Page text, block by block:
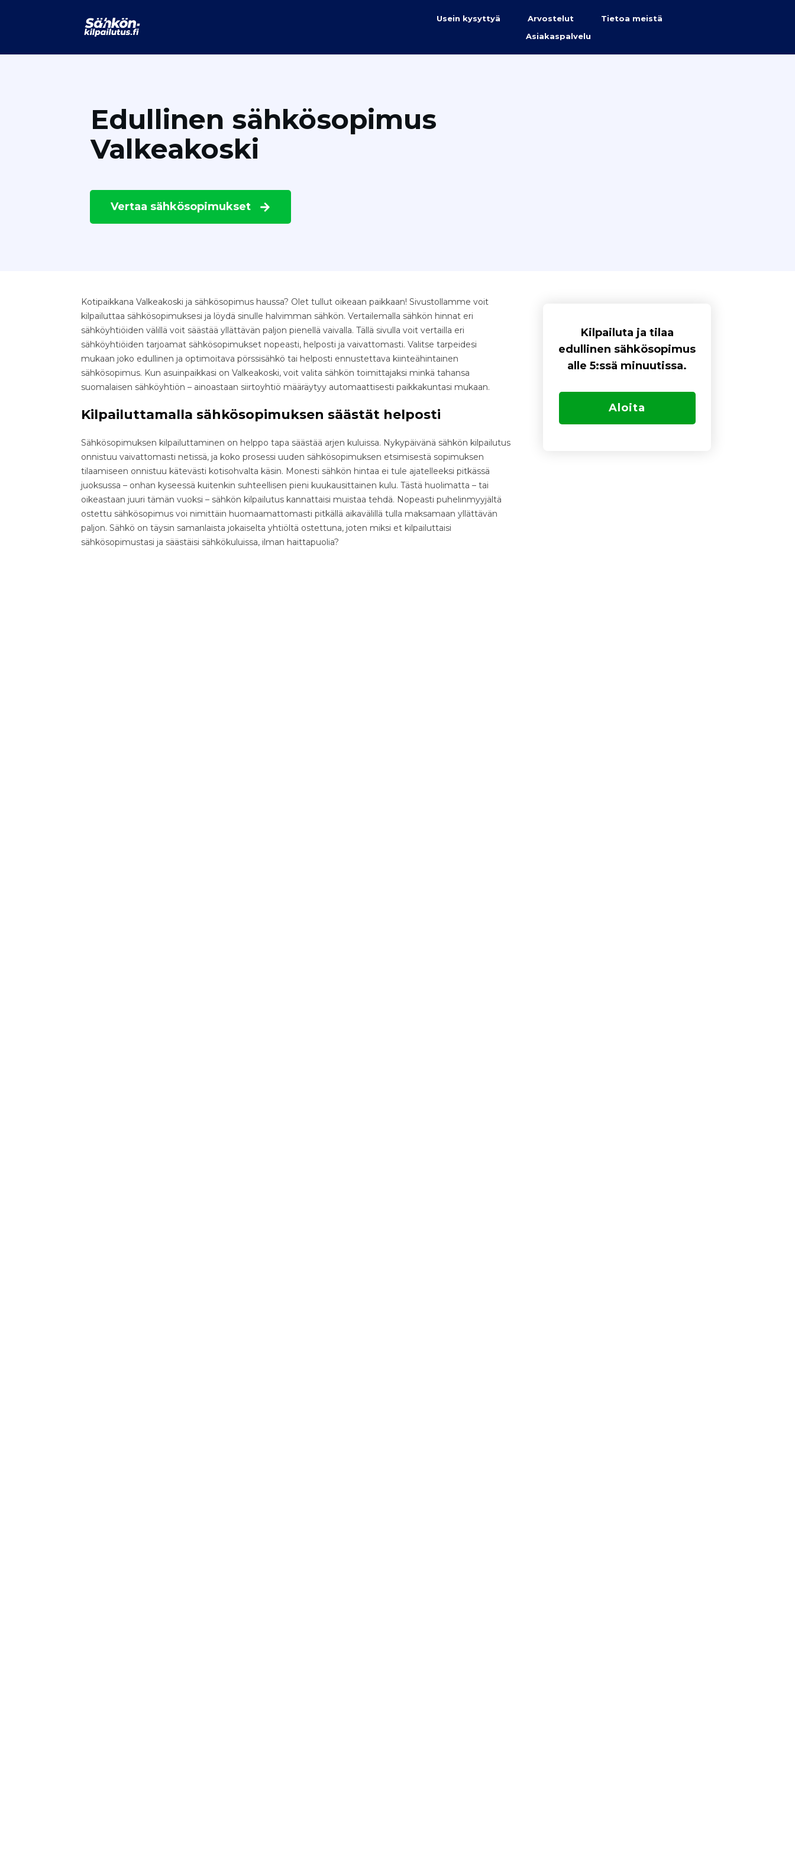
Usein kysyttyä Arvostelut
Tietoa meistä
Asiakaspalvelu
Edullinen sähkösopimus
Valkeakoski
Vertaa sähkösopimukset
Kotipaikkana Valkeakoski ja sähkösopimus haussa? Olet tullut oikeaan paikkaan! Sivustollamme voit
kilpailuttaa sähkösopimuksesi ja löydä sinulle halvimman sähkön. Vertailemalla sähkön hinnat eri
sähköyhtiöiden välillä voit säästää yllättävän paljon pienellä vaivalla. Tällä sivulla voit vertailla eri
sähköyhtiöiden tarjoamat sähkösopimukset nopeasti, helposti ja vaivattomasti. Valitse tarpeidesi
mukaan joko edullinen ja optimoitava pörssisähkö tai helposti ennustettava kiinteähintainen
sähkösopimus. Kun asuinpaikkasi on Valkeakoski, voit valita sähkön toimittajaksi minkä tahansa
suomalaisen sähköyhtiön – ainoastaan siirtoyhtiö määräytyy automaattisesti paikkakuntasi mukaan.
Kilpailuttamalla sähkösopimuksen säästät helposti
Sähkösopimuksen kilpailuttaminen on helppo tapa säästää arjen kuluissa. Nykypäivänä sähkön kilpailutus
onnistuu vaivattomasti netissä, ja koko prosessi uuden sähkösopimuksen etsimisestä sopimuksen
tilaamiseen onnistuu kätevästi kotisohvalta käsin. Monesti sähkön hintaa ei tule ajatelleeksi pitkässä
juoksussa – onhan kyseessä kuitenkin suhteellisen pieni kuukausittainen kulu. Tästä huolimatta – tai
oikeastaan juuri tämän vuoksi – sähkön kilpailutus kannattaisi muistaa tehdä. Nopeasti puhelinmyyjältä
ostettu sähkösopimus voi nimittäin huomaamattomasti pitkällä aikavälillä tulla maksamaan yllättävän
paljon. Sähkö on täysin samanlaista jokaiselta yhtiöltä ostettuna, joten miksi et kilpailuttaisi
sähkösopimustasi ja säästäisi sähkökuluissa, ilman haittapuolia?
Kilpailuta ja tilaa
edullinen sähkösopimus
alle 5:ssä minuutissa.
Aloita